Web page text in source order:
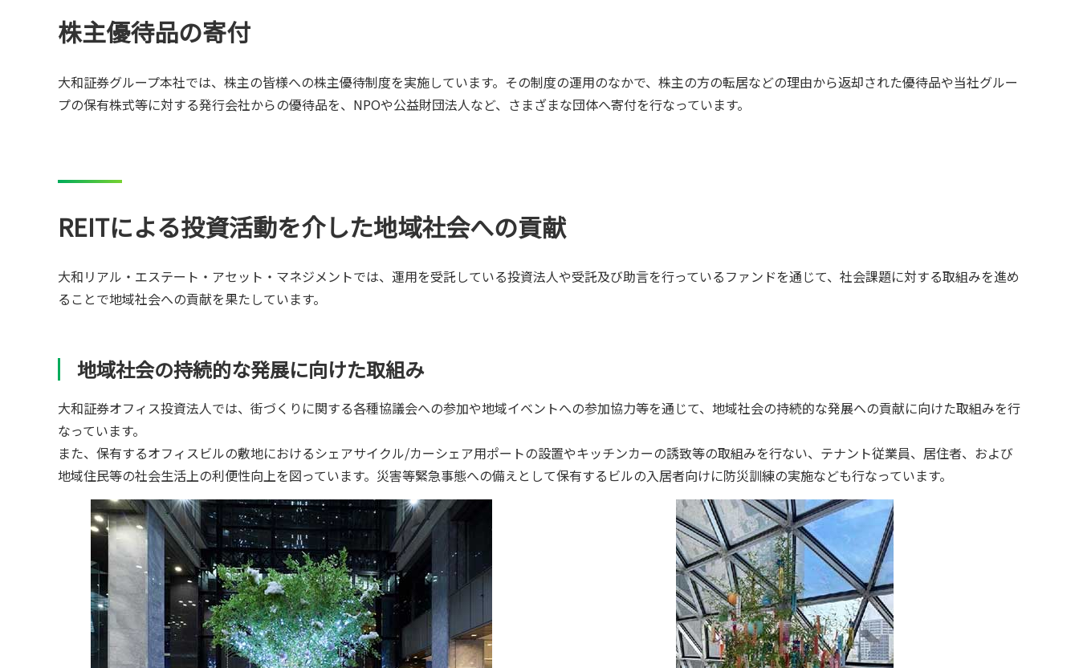
株主優待品の寄付
大和証券グループ本社では、株主の皆様への株主優待制度を実施しています。その制度の運用のなかで、株主の方の転居などの理由から返却された優待品や当社グルー
プの保有株式等に対する発行会社からの優待品を、NPOや公益財団法人など、さまざまな団体へ寄付を行なっています。
REITによる投資活動を介した地域社会への貢献
大和リアル・エステート・アセット・マネジメントでは、運用を受託している投資法人や受託及び助言を行っているファンドを通じて、社会課題に対する取組みを進め
ることで地域社会への貢献を果たしています。
地域社会の持続的な発展に向けた取組み
大和証券オフィス投資法人では、街づくりに関する各種協議会への参加や地域イベントへの参加協力等を通じて、地域社会の持続的な発展への貢献に向けた取組みを行
なっています。
また、保有するオフィスビルの敷地におけるシェアサイクル/カーシェア用ポートの設置やキッチンカーの誘致等の取組みを行ない、テナント従業員、居住者、および
地域住民等の社会生活上の利便性向上を図っています。災害等緊急事態への備えとして保有するビルの入居者向けに防災訓練の実施なども行なっています。